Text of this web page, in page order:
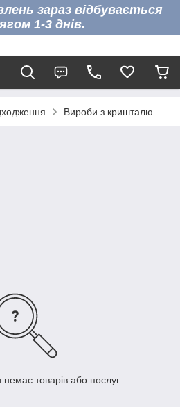
зараз відбувається
1-3 днів.
Вироби з кришталю
немає товарів або послуг